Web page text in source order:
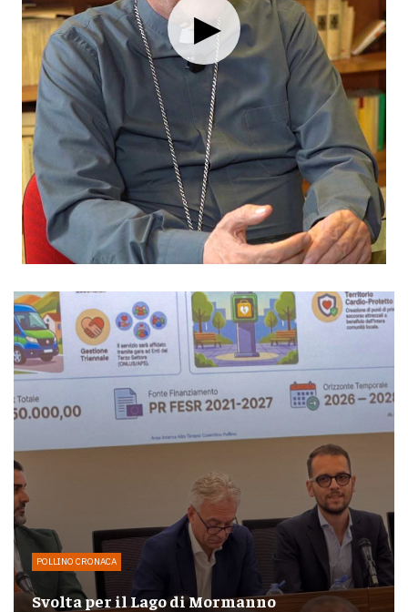
POLLINO CRONACA
Svolta per il Lago di Mormanno